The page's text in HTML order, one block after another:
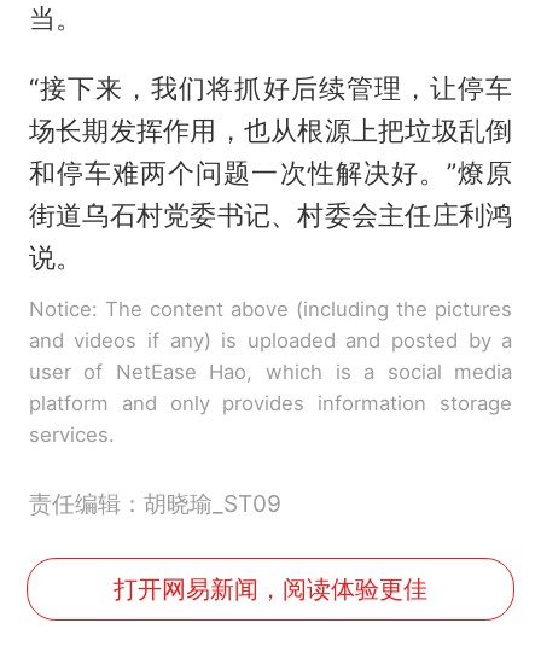
当。
“接下来，我们将抓好后续管理，让停车
场长期发挥作用，也从根源上把垃圾乱倒
和停车难两个问题一次性解决好。”燎原
街道乌石村党委书记、村委会主任庄利鸿
说。
Notice: The content above (including the pictures
and videos if any) is uploaded and posted by a
user of NetEase Hao, which is a social media
platform and only provides information storage
services.
责任编辑：胡晓瑜_ST09
打开网易新闻，阅读体验更佳